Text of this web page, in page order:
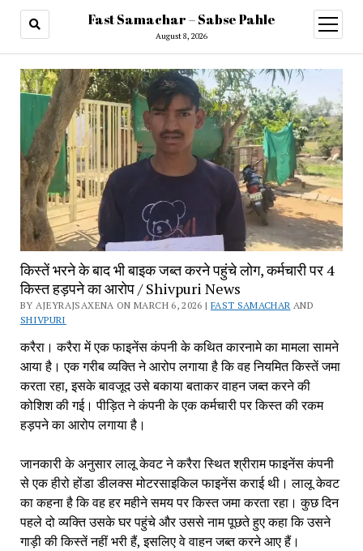
Fast Samachar – Sabse Pahle
August 8, 2026
open
menu
किस्तें भरने के बाद भी बाइक जब्त करने पहुंचे लोग, कर्मचारी पर 4
किस्त हड़पने का आरोप / Shivpuri News
BY AJEYRAJSAXENA ON MARCH 6, 2026 | FAST SAMACHAR AND
SHIVPURI
करैरा। करैरा में एक फाइनेंस कंपनी के कथित कारनामे का मामला सामने
आया है। एक गरीब व्यक्ति ने आरोप लगाया है कि वह नियमित किस्तें जमा
करता रहा, इसके बावजूद उसे बकाया बताकर वाहन जब्त करने की
कोशिश की गई। पीड़ित ने कंपनी के एक कर्मचारी पर किस्त की रकम
हड़पने का आरोप लगाया है।
जानकारी के अनुसार लालू केवट ने करैरा स्थित श्रीराम फाइनेंस कंपनी
से एक हीरो होंडा डीलक्स मोटरसाइकिल फाइनेंस कराई थी। लालू केवट
का कहना है कि वह हर महीने समय पर किस्त जमा करता रहा। कुछ दिन
पहले दो व्यक्ति उसके घर पहुंचे और उससे नाम पूछते हुए कहा कि उसने
गाड़ी की किस्तें नहीं भरी हैं, इसलिए वे वाहन जब्त करने आए हैं।